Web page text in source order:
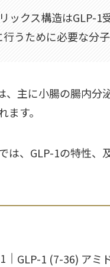
ックス構造はGLP-1
行うために必要な分
、主に小腸の腸内分
ます。
は、GLP-1の特性、
GLP-1 (7-36) アミ